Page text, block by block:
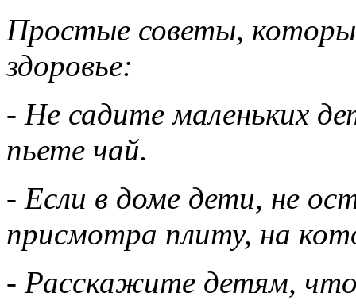
Простые советы,
здоровье:
- Не садите маленьких
пьете чай.
- Если в доме дети, не
присмотра плиту, на
- Расскажите детям,